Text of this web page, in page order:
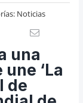
Noticias
una
‘La
de